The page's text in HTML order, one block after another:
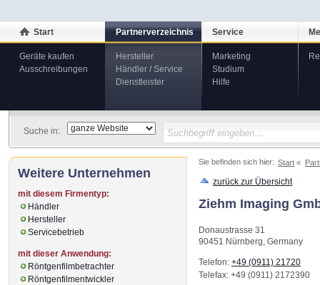
Start
Geräte kaufen
Ausschreibungen
Partnerverzeichnis
Hersteller
Händler / Service
Dienstleister
Service
Marketing
Studium
Hilfe
Suche in:
Sie befinden sich hier: Start
zurück zur Übersicht
Ziehm Imaging
Donaustrasse 31
90451 Nürnberg, Germany
Telefon: +49 (0911) 21720
Telefax: +49 (0911) 2172390
Weitere Unternehmen
mit diesem Firmentyp:
Händler
Hersteller
Servicebetrieb
mit dieser Anwendung:
Röntgenfilmbetrachter
Röntgenfilmentwickler